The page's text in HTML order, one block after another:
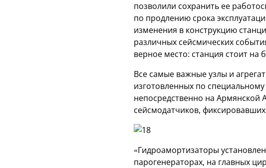
позволили сохранить ее
по продлению срока
изменения в конструкцию
различных сейсмических
верное место: станция стоит на
Все самые важные узлы и
изготовленных по
непосредственно на Армянской
сейсмодатчиков,
«Гидроамортизаторы
парогенераторах, на главных